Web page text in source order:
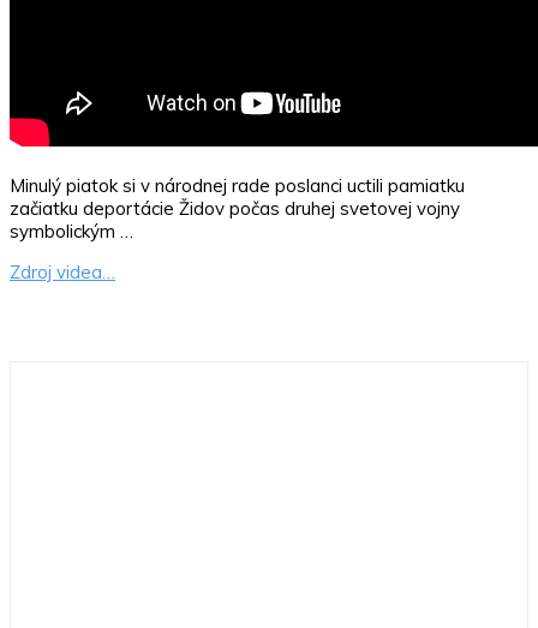
Minulý piatok si v národnej rade poslanci uctili pamiatku
začiatku deportácie Židov počas druhej svetovej vojny
symbolickým …
Zdroj videa…